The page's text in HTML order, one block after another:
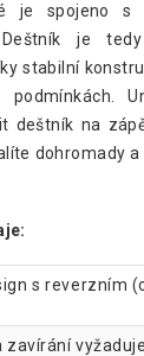
je spojeno s
Deštník je
stabilní
deštník na
dohromady
s reverzním
zavírání